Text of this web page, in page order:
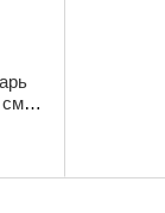
см) |